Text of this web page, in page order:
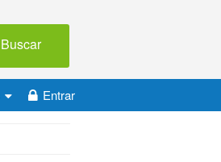
Buscar
Entrar